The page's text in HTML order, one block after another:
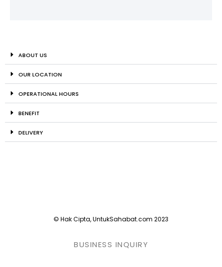
ABOUT US
OUR LOCATION
OPERATIONAL HOURS
BENEFIT
DELIVERY
© Hak Cipta, UntukSahabat.com 2023
BUSINESS INQUIRY